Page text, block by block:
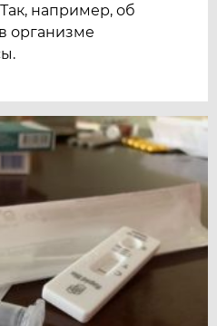
например, об
организме